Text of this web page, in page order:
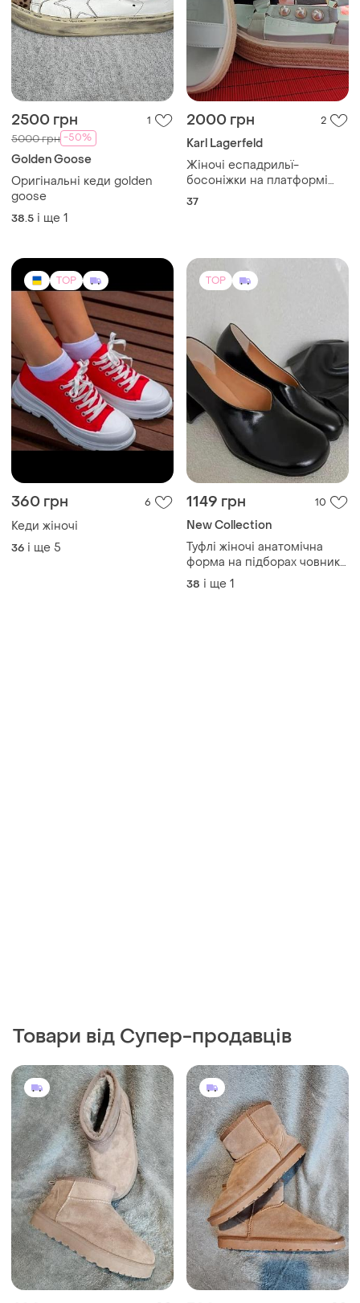
360 грн 6
Кеди жіночі
36 і ще 5
1149 грн 10
New Collection
Туфлі жіночі анатомічна
форма на підборах човники
38
3395 грн 0
3995 грн -16%
1900 грн 1
2400 грн -21%